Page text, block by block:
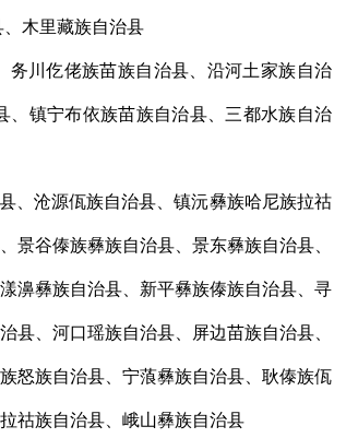
木里藏族自治县
川仡佬族苗族自治县、沿河土家族自治
、镇宁布依族苗族自治县、三都水族自治
沧源佤族自治县、镇沅彝族哈尼族拉祜
景谷傣族彝族自治县、景东彝族自治县、
濞彝族自治县、新平彝族傣族自治县、寻
县、河口瑶族自治县、屏边苗族自治县、
怒族自治县、宁蒗彝族自治县、耿傣族佤
祜族自治县、峨山彝族自治县